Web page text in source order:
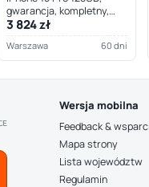
gwarancja, kompletny,
Warszawa
3 824 zł
Warszawa 60 dni
Wersja mobilna
Feedback &
Mapa strony
Lista województw
Regulamin